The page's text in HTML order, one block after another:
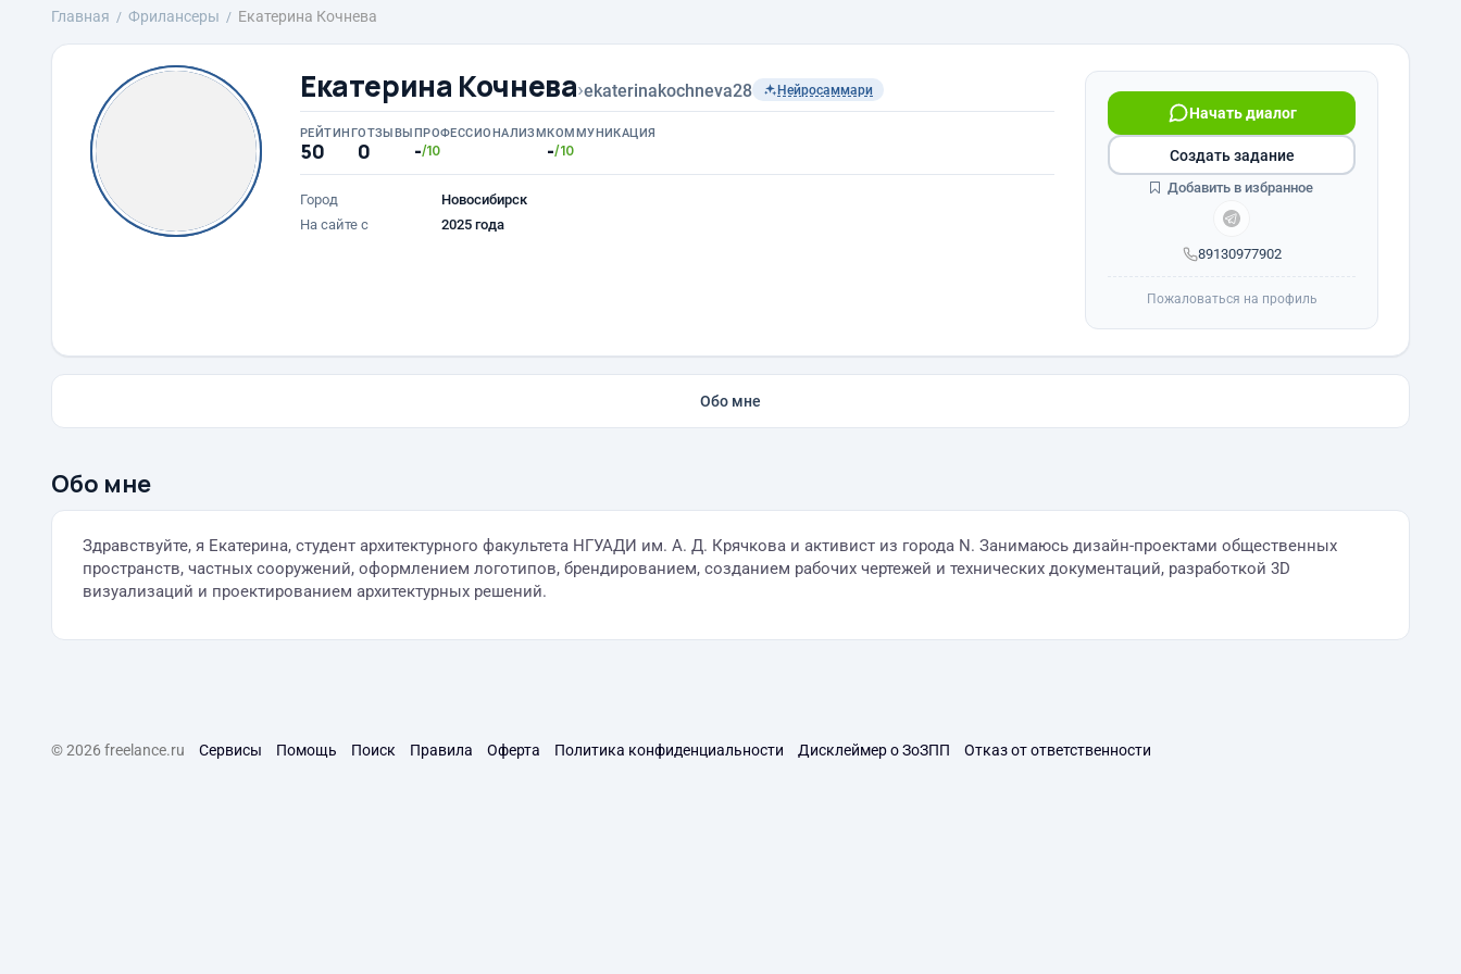
Главная Фрилансеры Екатерина Кочнева
Екатерина Кочнева›ekaterinakochneva28 Нейросаммари
РЕЙТИНГ
50
ОТЗЫВЫ
0
ПРОФЕССИОНАЛИЗМ
-/10
КОММУНИКАЦИЯ
-/10
Город
Новосибирск
На сайте с
2025 года
89130977902
Начать диалог
Создать задание
Добавить в избранное
Пожаловаться на профиль
Обо мне
Обо мне
Здравствуйте, я Екатерина, студент архитектурного факультета НГУАДИ им. А. Д. Крячкова и активист из города N. Занимаюсь дизайн-проектами общественных
пространств, частных сооружений, оформлением логотипов, брендированием, созданием рабочих чертежей и технических документаций, разработкой 3D
визуализаций и проектированием архитектурных решений.
© 2026 freelance.ru Сервисы Помощь Поиск Правила Оферта Политика конфиденциальности Дисклеймер о ЗоЗПП Отказ от ответственности